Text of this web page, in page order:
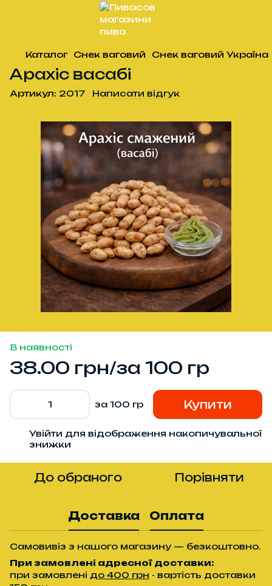
Каталог Снек ваговий Снек ваговий Україна
Арахіс васабі
Артикул: 2017 Написати відгук
В наявності
38.00 грн/за 100 гр
за 100 гр Купити
Увійти для відображення накопичувальної
знижки
До обраного Порівняти
Доставка Оплата
Самовивіз з нашого магазину — безкоштовно.
При замовлені адресної доставки:
при замовлені до 400 грн - вартість доставки